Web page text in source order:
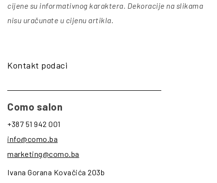
cijene su informativnog karaktera. Dekoracije na slikama
nisu uračunate u cijenu artikla
Kontakt podaci
Como salon
+387 51 942 001
info@como.ba
marketing@como.ba
Ivana Gorana Kovačića 203b